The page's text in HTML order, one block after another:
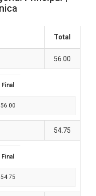
Total
56.00
Final
56.00
54.75
Final
54.75